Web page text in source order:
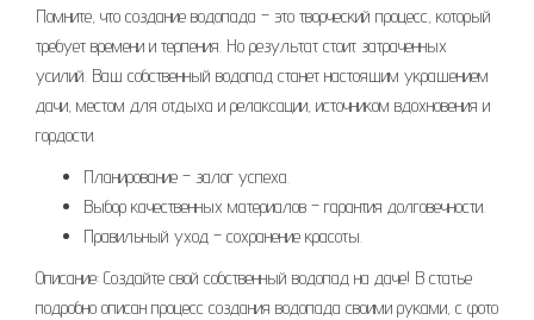
Помните, что создание водопада – это творческий процесс, который
требует времени и терпения. Но результат стоит затраченных
усилий. Ваш собственный водопад станет настоящим украшением
дачи, местом для отдыха и релаксации, источником вдохновения и
гордости.
Планирование – залог успеха.
Выбор качественных материалов – гарантия долговечности.
Правильный уход – сохранение красоты.
Описание: Создайте свой собственный водопад на даче! В статье
подробно описан процесс создания водопада своими руками, с фото